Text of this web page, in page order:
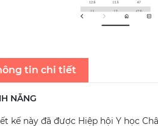
tin chi tiết
NĂNG
kế này đã được Hiệp hội Y học